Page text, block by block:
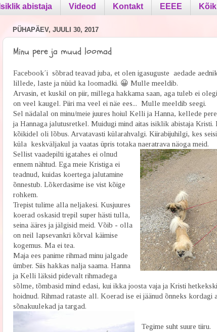
Isiklik abistaja Videod Kontakt EEEE
PÜHAPÄEV, JUULI 30, 2017
Minu pere ja muud loomad
Facebook´i sõbrad teavad juba, et olen igasuguste aedade
lillede, laste ja nüüd ka loomadki. 😀 Mulle meeldib.
Arvasin, et kuskil on piir, millega hakkama saan, aga tuleb ei
on veel kaugel. Piiri ma veel ei näe ees... Mulle meeldib seegi.
Sel nädalal on minu/meie juures hoiul Kelli ja Hanna, kellede
ja Hannaga jalutusretkel. Muidugi mind aitas isiklik abistaja
kõikidel oli lõbus. Arvatavasti külarahvalgi. Kiirabijuhilgi, kes
küla keskväljakul ja vaatas üpris totaka naeratrava näoga meid.
Sellist vaadepilti igatahes ei olnud
ennem nähtud. Ega meie Kristiga ei
teadnud, kuidas koertega jalutamine
õnnestub. Lõkerdasime ise vist kõige
rohkem.
Trepist tulime alla neljakesi. Kusjuures
koerad oskasid trepil super hästi tulla,
seina ääres ja jälgisid meid. Võib - olla
on neil lapsevankri kõrval käimise
kogemus. Ma ei tea.
Maja ees panime rihmad minu jalgade
ümber. Siis hakkas nalja saama. Hanna
ja Kelli läksid pidevalt rihmadega
sõlme, tõmbasid mind edasi, kui ikka joosta vaja ja Kristi
hoidnud. Rihmad rataste all. Koerad ise ei jäänud õnneks
sõnakuulekad ja targad.
Tegime suht suure tiiru.